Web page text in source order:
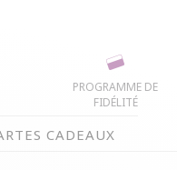
PROGRAMME DE
FIDÉLITÉ
CADEAUX